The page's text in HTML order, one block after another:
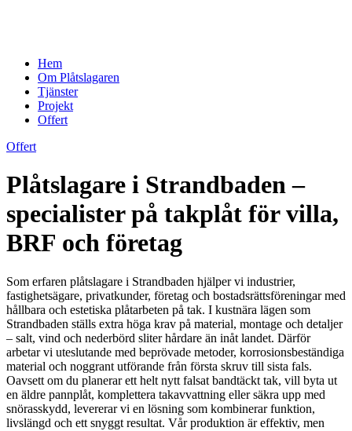
Hem
Om Plåtslagaren
Tjänster
Projekt
Offert
Offert
Plåtslagare i Strandbaden –
specialister på takplåt för villa,
BRF och företag
Som erfaren plåtslagare i Strandbaden hjälper vi industrier,
fastighetsägare, privatkunder, företag och bostadsrättsföreningar med
hållbara och estetiska plåtarbeten på tak. I kustnära lägen som
Strandbaden ställs extra höga krav på material, montage och detaljer
– salt, vind och nederbörd sliter hårdare än inåt landet. Därför
arbetar vi uteslutande med beprövade metoder, korrosionsbeständiga
material och noggrant utförande från första skruv till sista fals.
Oavsett om du planerar ett helt nytt falsat bandtäckt tak, vill byta ut
en äldre pannplåt, komplettera takavvattning eller säkra upp med
snörasskydd, levererar vi en lösning som kombinerar funktion,
livslängd och ett snyggt resultat. Vår produktion är effektiv, men